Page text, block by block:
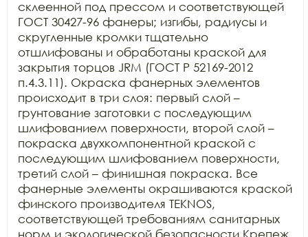
склеенной под прессом и соответствующей
ГОСТ 30427-96 фанеры; изгибы, радиусы и
скругленные кромки тщательно
отшлифованы и обработаны краской для
закрытия торцов JRM (ГОСТ Р 52169-2012
п.4.3.11). Окраска фанерных элементов
происходит в три слоя: первый слой –
грунтование заготовки с последующим
шлифованием поверхности, второй слой –
покраска двухкомпонентной краской с
последующим шлифованием поверхности,
третий слой – финишная покраска. Все
фанерные элементы окрашиваются краской
финского производителя TEKNOS,
соответствующей требованиям санитарных
норм и экологической безопасности.Крепеж